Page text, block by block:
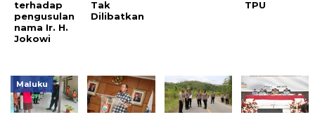
terhadap
pengusulan
nama Ir. H.
Jokowi
Tak
Dilibatkan
TPU
Maluku